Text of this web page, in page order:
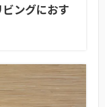
ングにおす